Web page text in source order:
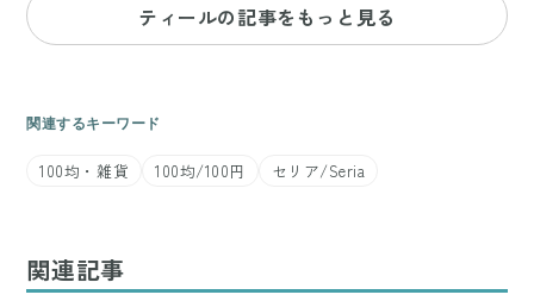
ティールの記事をもっと見る
関連するキーワード
100均・雑貨 100均/100円 セリア/Seria
関連記事